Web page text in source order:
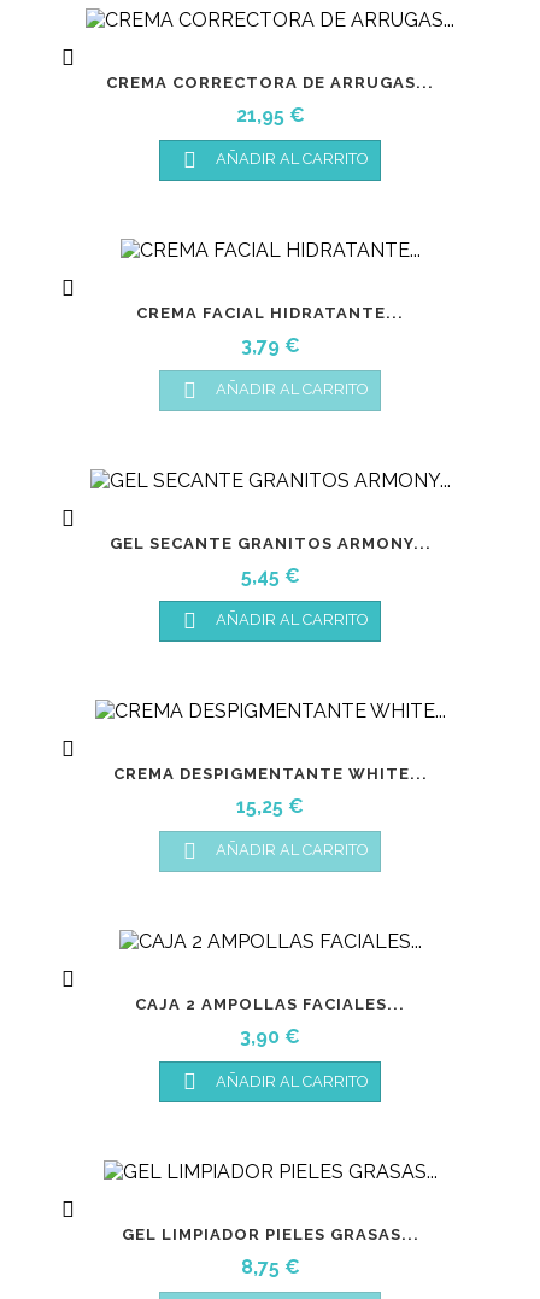

CREMA CORRECTORA DE ARRUGAS...
Precio
21,95 €
 AÑADIR AL CARRITO

CREMA FACIAL HIDRATANTE...
Precio
3,79 €
 AÑADIR AL CARRITO

GEL SECANTE GRANITOS ARMONY...
Precio
5,45 €
 AÑADIR AL CARRITO

CREMA DESPIGMENTANTE WHITE...
Precio
15,25 €
 AÑADIR AL CARRITO

CAJA 2 AMPOLLAS FACIALES...
Precio
3,90 €
 AÑADIR AL CARRITO

GEL LIMPIADOR PIELES GRASAS...
Precio
8,75 €